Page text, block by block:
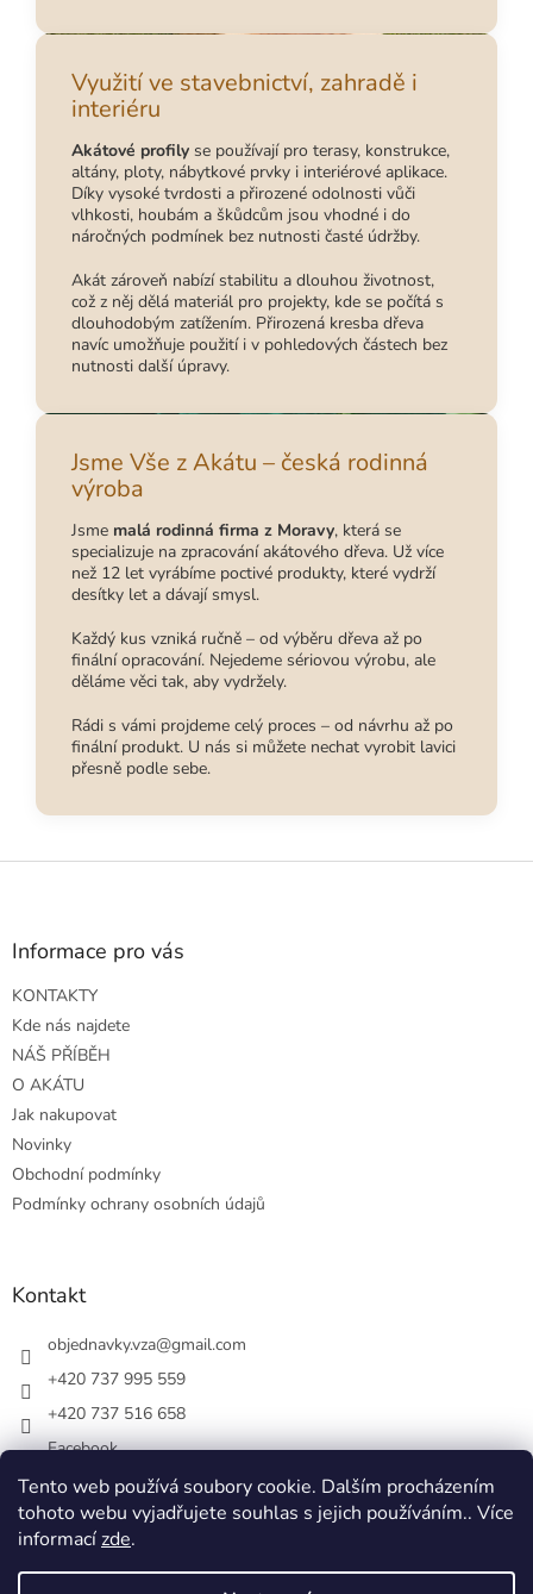
Tento web používá soubory cookie. Dalším procházením
tohoto webu vyjadřujete souhlas s jejich používáním.. Více
informacízde.
Využití ve stavebnictví, zahradě i
interiéru
Akátové profily se používají pro terasy, konstrukce,
altány, ploty, nábytkové prvky i interiérové aplikace.
Díky vysoké tvrdosti a přirozené odolnosti vůči
vlhkosti, houbám a škůdcům jsou vhodné i do
náročných podmínek bez nutnosti časté údržby.
Akát zároveň nabízí stabilitu a dlouhou životnost,
což z něj dělá materiál pro projekty, kde se počítá s
dlouhodobým zatížením. Přirozená kresba dřeva
navíc umožňuje použití i v pohledových částech bez
nutnosti další úpravy.
Jsme Vše z Akátu – česká rodinná
výroba
Jsme malá rodinná firma z Moravy, která se
specializuje na zpracování akátového dřeva. Už více
než 12 let vyrábíme poctivé produkty, které vydrží
desítky let a dávají smysl.
Každý kus vzniká ručně – od výběru dřeva až po
finální opracování. Nejedeme sériovou výrobu, ale
děláme věci tak, aby vydržely.
Rádi s vámi projdeme celý proces – od návrhu až po
finální produkt. U nás si můžete nechat vyrobit lavici
přesně podle sebe.
Z
Informace pro vás
KONTAKTY
Kde nás najdete
NÁŠ PŘÍBĚH
O AKÁTU
Jak nakupovat
Novinky
Obchodní podmínky
Podmínky ochrany osobních údajů
Kontakt
objednavky.vza@gmail.com
+420 737 995 559
+420 737 516 658
Facebook
vsezakatu/
+420 737 516 658